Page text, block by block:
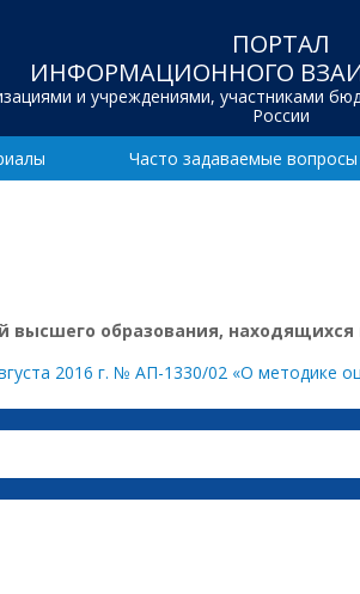
ПОРТАЛ
ИНФОРМАЦИОННОГО
и учреждениями, участниками
России
Часто задаваемые вопросы
высшего образования,
2016 г. № АП-1330/02 «О методике